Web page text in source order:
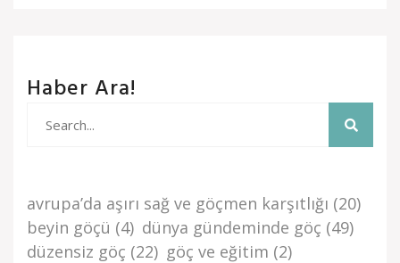
Haber Ara!
avrupa’da aşiri sağ ve göçmen karşitliği (20)
beyi̇n göçü (4) dünya gündemi̇nde göç (49)
düzensi̇z göç (22) göç ve eği̇ti̇m (2)